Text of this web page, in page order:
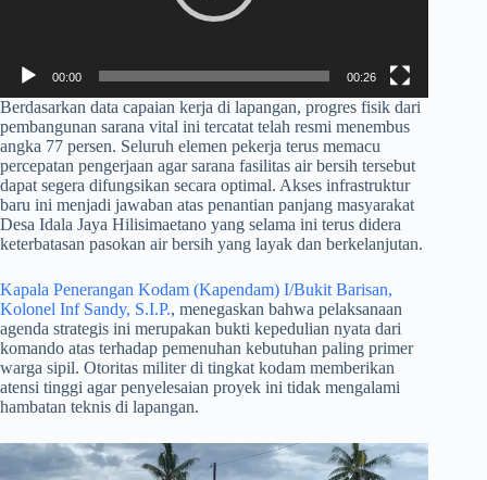
00:00 00:26
​Berdasarkan data capaian kerja di lapangan, progres fisik dari
pembangunan sarana vital ini tercatat telah resmi menembus
angka 77 persen. Seluruh elemen pekerja terus memacu
percepatan pengerjaan agar sarana fasilitas air bersih tersebut
dapat segera difungsikan secara optimal. Akses infrastruktur
baru ini menjadi jawaban atas penantian panjang masyarakat
Desa Idala Jaya Hilisimaetano yang selama ini terus didera
keterbatasan pasokan air bersih yang layak dan berkelanjutan.
Kapala Penerangan Kodam (Kapendam) I/Bukit Barisan,
Kolonel Inf Sandy, S.I.P., menegaskan bahwa pelaksanaan
agenda strategis ini merupakan bukti kepedulian nyata dari
komando atas terhadap pemenuhan kebutuhan paling primer
warga sipil. Otoritas militer di tingkat kodam memberikan
atensi tinggi agar penyelesaian proyek ini tidak mengalami
hambatan teknis di lapangan.